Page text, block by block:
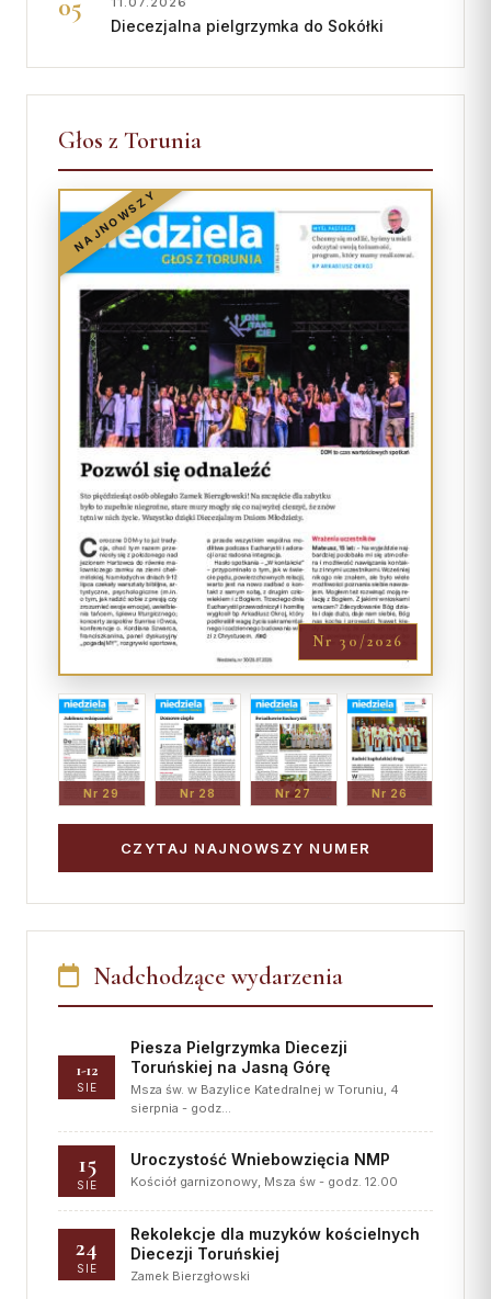
Diecezjalna pielgrzymka do Sokółki
Głos z Torunia
NAJNOWSZY
Nr 30/2026
Nr 29 Nr 28 Nr 27 Nr 26
CZYTAJ NAJNOWSZY NUMER
Nadchodzące wydarzenia
1-12
SIE
Piesza Pielgrzymka Diecezji
Toruńskiej na Jasną Górę
Msza św. w Bazylice Katedralnej w Toruniu, 4
sierpnia - godz…
15
SIE
Uroczystość Wniebowzięcia NMP
Kościół garnizonowy, Msza św - godz. 12.00
24
SIE
Rekolekcje dla muzyków kościelnych
Diecezji Toruńskiej
Zamek Bierzgłowski